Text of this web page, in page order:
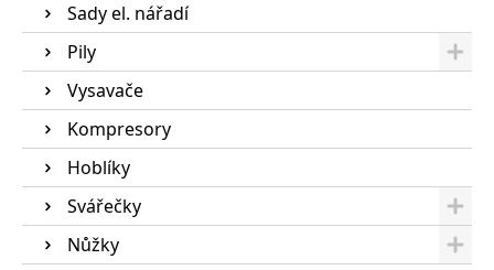
Sady el. nářadí
Pily
Vysavače
Kompresory
Hoblíky
Svářečky
Nůžky